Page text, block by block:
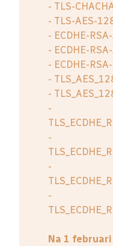
- TLS-
- TLS-AES-
- ECDHE-
- ECDHE-
- ECDHE-
-
-
-
-
-
-
Na 1